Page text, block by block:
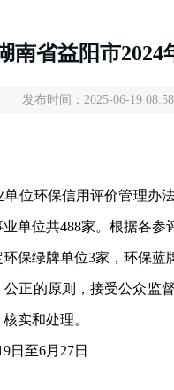
南省益阳市
发布时间：2025-06-19 08:58
环保信用评价管理办法
单位共488家。根据各
保绿牌单位3家，环保蓝
的原则，接受公众监督
实和处理。
至6月27日